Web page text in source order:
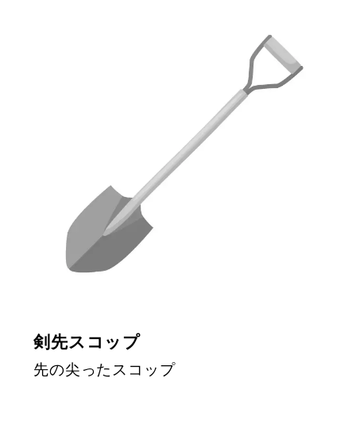
剣先スコップ
先の尖ったスコップ